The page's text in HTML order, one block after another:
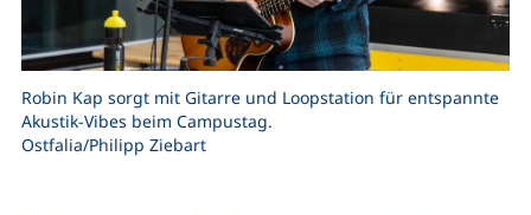
Robin Kap sorgt mit Gitarre und Loopstation für entspannte
Akustik-Vibes beim Campustag.
Ostfalia/Philipp Ziebart